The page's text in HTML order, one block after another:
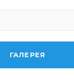
ГАЛЕРЕЯ